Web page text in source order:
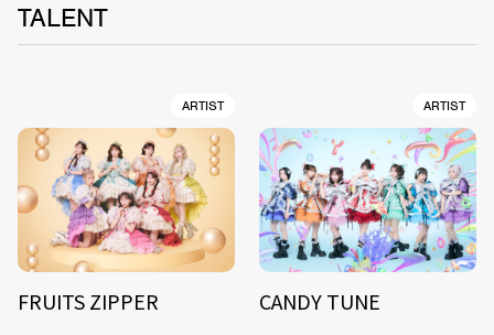
TALENT
ARTIST
FRUITS ZIPPER
ARTIST
CANDY TUNE